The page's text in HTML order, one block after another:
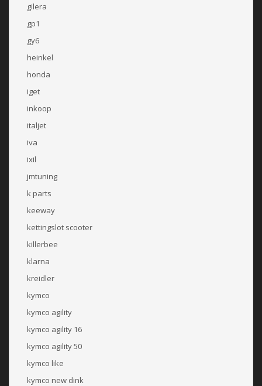
gilera
gp1
gy6
heinkel
honda
iget
inkoop
italjet
iva
ixil
jmtuning
k parts
keeway
kettingslot scooter
killerbee
klarna
kreidler
kymco
kymco agility
kymco agility 16
kymco agility 50
kymco like
kymco new dink